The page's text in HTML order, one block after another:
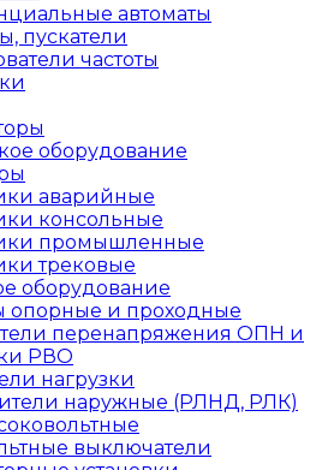
автоматы
пускатели
частоты
оборудование
аварийные
консольные
промышленные
трековые
оборудование
опорные и проходные
перенапряжения ОПН и
РВО
нагрузки
наружные (РЛНД, РЛК)
выключатели